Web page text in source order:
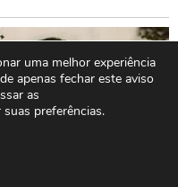
uma melhor experiência
apenas fechar este aviso
as
suas preferências.